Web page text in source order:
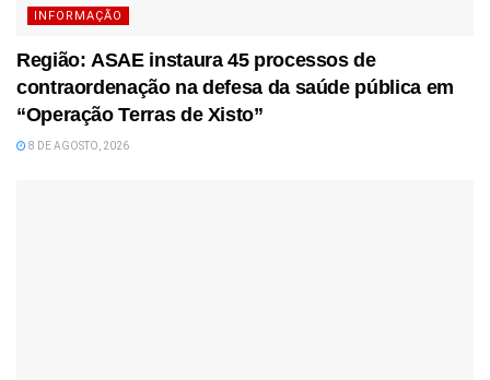
INFORMAÇÃO
Região: ASAE instaura 45 processos de
contraordenação na defesa da saúde pública em
“Operação Terras de Xisto”
8 DE AGOSTO, 2026